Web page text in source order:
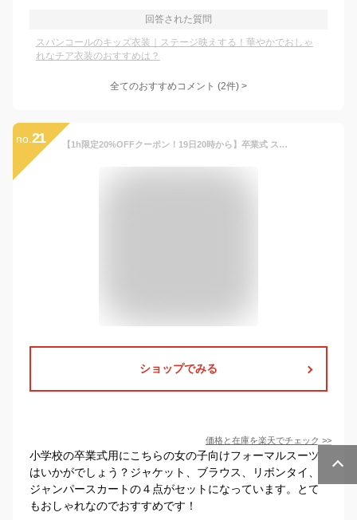
回答された質問
スパンコールのキッズ衣装｜ステージ映えする！華やかでおしゃ
れなチア衣装のおすすめは？
全てのおすすめコメント (2件) >
no. 21 【1h限定20%OFFクーポン！19日20時から】卒業式 スーツ 女の子 小学校女子 小学生 150 160 165 4点セット(ジャケット、ブラウス、リボンタイ、ジャンパースカート) 子供服 卒服 小学校卒業式スーツ 子供スーツ ジュニアスーツ フォーマルスーツ カトリーナ 服 かっこいい
ショップでみる
価格と在庫を楽天でチェック >>
小学校の卒業式用にこちらの女の子向けフォーマルスーツ
はいかがでしょう？ジャケット、ブラウス、リボンタイ、
ジャンパースカートの４点がセットになっています。とて
もおしゃれなのでおすすめです！